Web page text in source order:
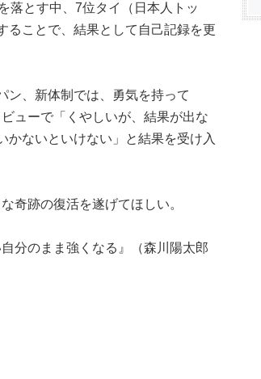
落とす中、7位タイ（日本人トッ
ることで、結果として自己記録を更
ン、新体制では、勇気を持って
ューで「くやしいが、結果が出な
かないといけない」と結果を受け入
奇跡の復活を遂げてほしい。
分のまま強くなる』（森川陽太郎